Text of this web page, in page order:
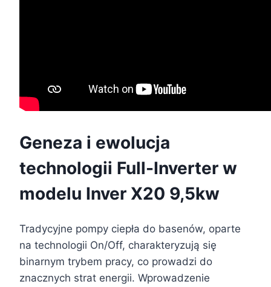
Geneza i ewolucja
technologii Full-Inverter w
modelu Inver X20 9,5kw
Tradycyjne pompy ciepła do basenów, oparte
na technologii On/Off, charakteryzują się
binarnym trybem pracy, co prowadzi do
znacznych strat energii. Wprowadzenie